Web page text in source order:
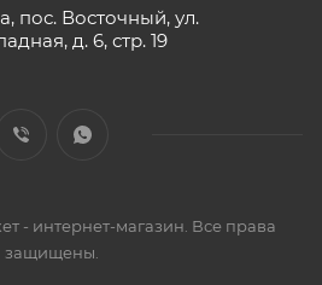
пос. Восточный, ул.
д. 6, стр. 19
- интернет-магазин. Все права
защищены.